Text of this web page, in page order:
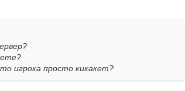
игрока просто кикакет?